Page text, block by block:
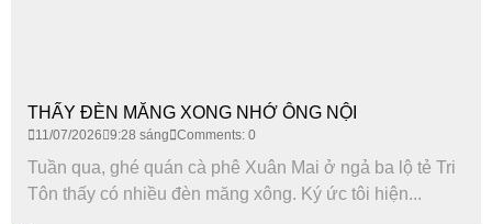
THẤY ĐÈN MĂNG XONG NHỚ ÔNG NỘI
11/07/2026 9:28 sáng Comments: 0
Tuần qua, ghé quán cà phê Xuân Mai ở ngả ba lộ tẻ Tri
Tôn thấy có nhiều đèn măng xông. Ký ức tôi hiện...